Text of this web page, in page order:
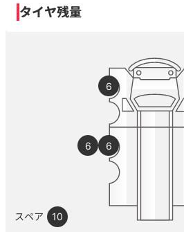
タイヤ残量
6
6
6
スペア 10